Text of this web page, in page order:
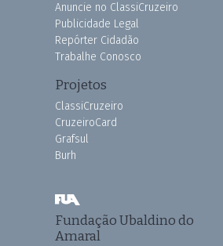
Anuncie no ClassiCruzeiro
Publicidade Legal
Repórter Cidadão
Trabalhe Conosco
Projetos
ClassiCruzeiro
CruzeiroCard
Grafsul
Burh
Fundação Ubaldino do
Amaral